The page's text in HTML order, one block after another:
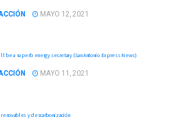
MAYO 12, 2021
be a superb energy secretary (San Antonio Express News)
MAYO 11, 2021
y descarbonización